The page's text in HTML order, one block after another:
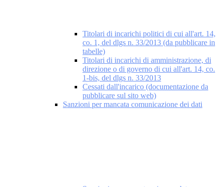
Titolari di incarichi politici di cui all'art. 14,
co. 1, del dlgs n. 33/2013 (da pubblicare in
tabelle)
Titolari di incarichi di amministrazione, di
direzione o di governo di cui all'art. 14, co.
1-bis, del dlgs n. 33/2013
Cessati dall'incarico (documentazione da
pubblicare sul sito web)
Sanzioni per mancata comunicazione dei dati